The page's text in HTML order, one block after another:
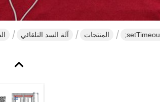
المنتجات آلة السد التلقائي